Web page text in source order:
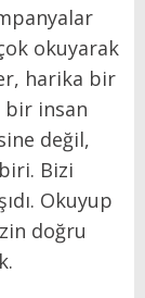
okuyarak
harika bir
bir insan
değil,
Bizi
Okuyup
doğru